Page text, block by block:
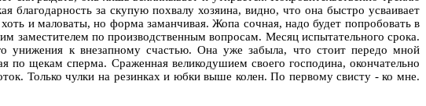
за скупую похвалу хозяина, видно, что она быстро усваивает
и маловаты, но форма заманчивая. Жопа сочная, надо будет попробовать в
заместителем по производственным вопросам. Месяц испытательного срока.
унижения к внезапному счастью. Она уже забыла, что стоит передо мной
по щекам сперма. Сраженная великодушием своего господина, окончательно
Только чулки на резинках и юбки выше колен. По первому свисту - ко мне.